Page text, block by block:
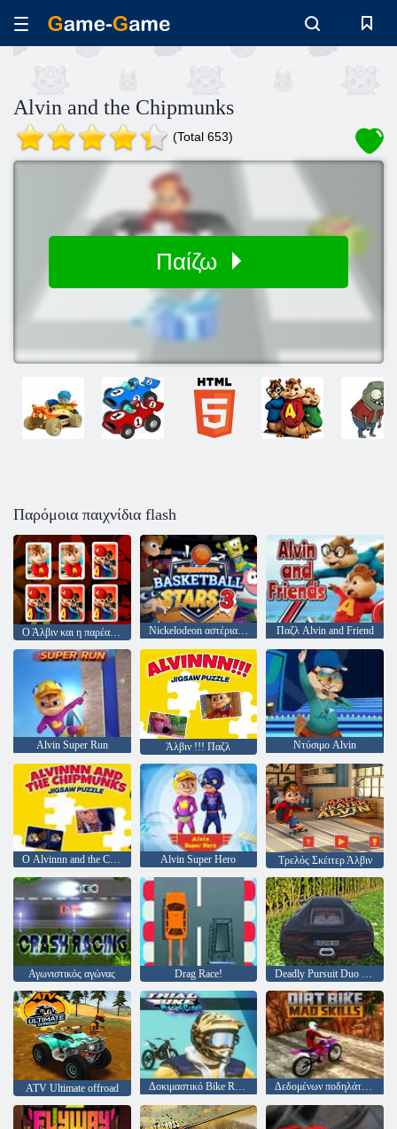
Alvin and the Chipmunks
(Total 653)
Παίζω
Παρόμοια παιχνίδια flash
Ο Άλβιν και η παρέα του μνήμη Nickelodeon αστέρια μπάσκετ 3 Παζλ Alvin and Friend
Alvin Super Run Άλβιν !!! Παζλ Ντύσιμο Alvin
Ο Alvinnn and the Chipmunks Jigsaw Puzzle Alvin Super Hero Τρελός Σκέιτερ Άλβιν
Αγωνιστικός αγώνας Drag Race! Deadly Pursuit Duo V3
ATV Ultimate offroad Δοκιμαστικό Bike Racing Clash Δεδομένων ποδηλάτων τρελών δεξιοτήτων